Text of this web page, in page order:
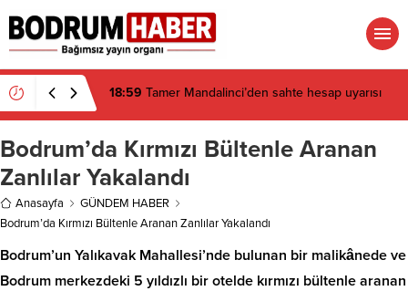
18:59 Tamer Mandalinci’den sahte hesap uyarısı
Bodrum’da Kırmızı Bültenle Aranan
Zanlılar Yakalandı
Anasayfa
GÜNDEM HABER
Bodrum’da Kırmızı Bültenle Aranan Zanlılar Yakalandı
Bodrum’un Yalıkavak Mahallesi’nde bulunan bir malikânede ve
Bodrum merkezdeki 5 yıldızlı bir otelde kırmızı bültenle aranan